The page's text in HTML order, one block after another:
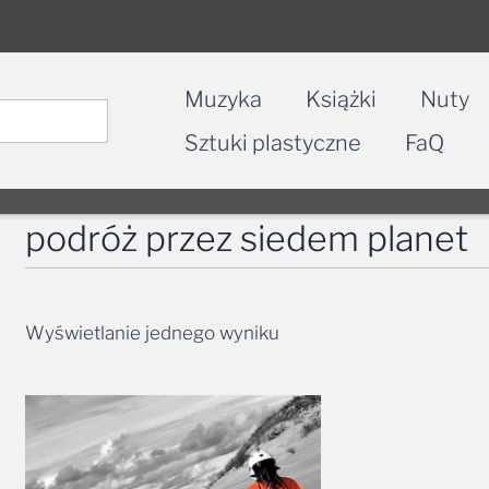
Muzyka Książki Nuty
Sztuki plastyczne
FaQ
podróż przez siedem planet
Wyświetlanie jednego wyniku